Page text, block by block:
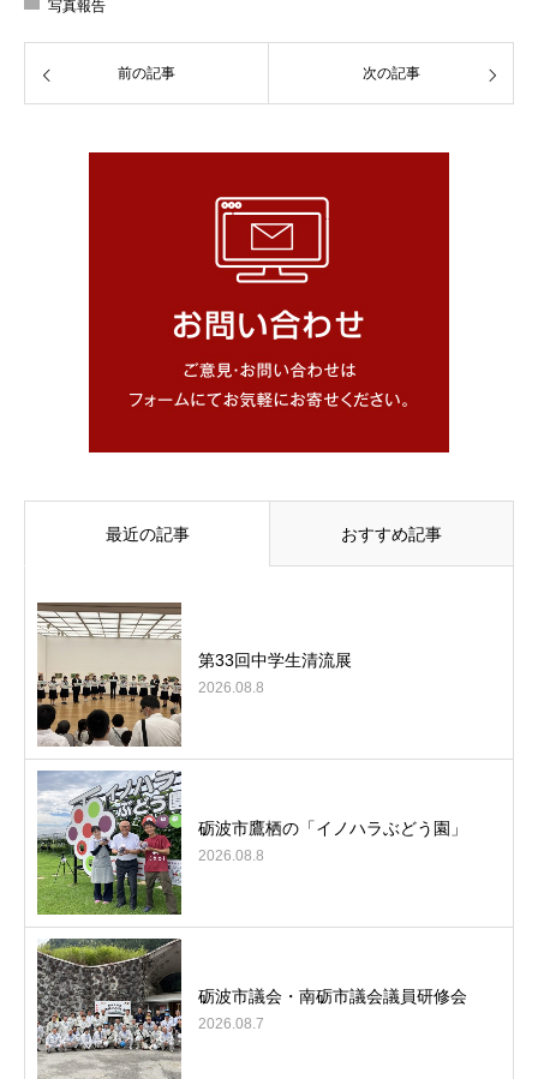
写真報告
前の記事 次の記事
最近の記事 おすすめ記事
第33回中学生清流展
2026.08.8
砺波市鷹栖の「イノハラぶどう園」
2026.08.8
砺波市議会・南砺市議会議員研修会
2026.08.7